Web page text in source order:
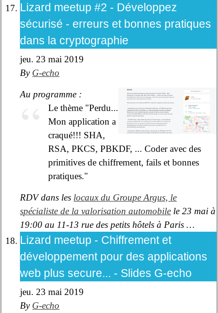
Lizard meetup #2 - Développez
sécurisé - erreurs et bonnes pratiques
dans la cryptographie
jeu. 23 mai 2019
By G-echo
Au programme :
Le thème "Perdu...
Mon application a
craqué!!! SHA,
RSA, PKCS, PBKDF, ... Coder avec des
primitives de chiffrement, fails et bonnes
pratiques."
RDV dans les locaux du Groupe Argus, le
spécialiste de la valorisation automobile le 23 mai à
19:00 au 11-13 rue des petits hôtels à Paris …
Lizard meetup - Chiffrement et
développement pour des applications
web plus secure... - Slides G-echo
jeu. 23 mai 2019
By G-echo